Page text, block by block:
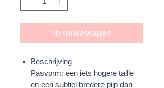
In winkelwagen
Beschrijving
Pasvorm: een iets hogere taille
en een subtiel bredere pijp dan